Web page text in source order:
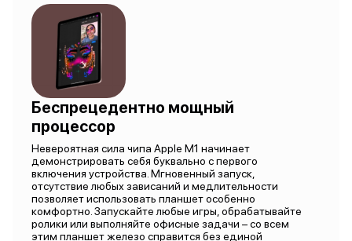
Беспрецедентно мощный
процессор
Невероятная сила чипа Apple M1 начинает
демонстрировать себя буквально с первого
включения устройства. Мгновенный запуск,
отсутствие любых зависаний и медлительности
позволяет использовать планшет особенно
комфортно. Запускайте любые игры, обрабатывайте
ролики или выполняйте офисные задачи – со всем
этим планшет железо справится без единой